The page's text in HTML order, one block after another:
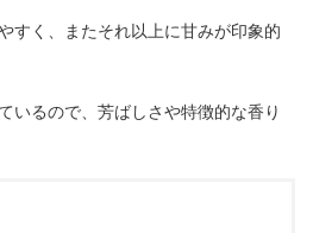
すく、またそれ以上に甘みが印象的
いるので、芳ばしさや特徴的な香り